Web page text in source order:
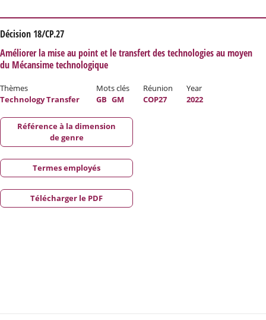
Décision 18/CP.27
Améliorer la mise au point et le transfert des technologies au moyen
du Mécansime technologique
Thèmes
Technology Transfer
Mots clés
GB GM
Réunion
COP27
Year
2022
Référence à la dimension
de genre
Termes employés
Télécharger le PDF